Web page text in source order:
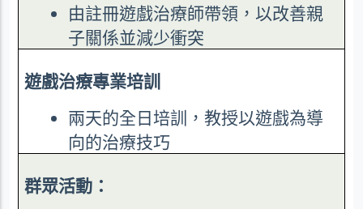
由註冊遊戲治療師帶領，以改善親
子關係並減少衝突
遊戲治療專業培訓
兩天的全日培訓，教授以遊戲為導
向的治療技巧
群眾活動：